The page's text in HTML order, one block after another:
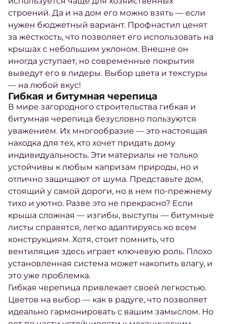
строений. Да и на дом его можно взять — если
нужен бюджетный вариант. Профнастил ценят
за жёсткость, что позволяет его использовать на
крышах с небольшим уклоном. Внешне он
иногда уступает, но современные покрытия
выведут его в лидеры. Выбор цвета и текстуры
— на любой вкус!
Гибкая и битумная черепица
В мире загородного строительства гибкая и
битумная черепица безусловно пользуются
уважением. Их многообразие — это настоящая
находка для тех, кто хочет придать дому
индивидуальность. Эти материалы не только
устойчивы к любым капризам природы, но и
отлично защищают от шума. Представьте дом,
стоящий у самой дороги, но в нем по-прежнему
тихо и уютно. Разве это не прекрасно? Если
крыша сложная — изгибы, выступы — битумные
листы справятся, легко адаптируясь ко всем
конструкциям. Хотя, стоит помнить, что
вентиляция здесь играет ключевую роль. Плохо
установленная система может накопить влагу, и
это уже проблемка.
Гибкая черепица привлекает своей легкостью.
Цветов на выбор — как в радуге, что позволяет
идеально гармонировать с вашим замыслом. Но